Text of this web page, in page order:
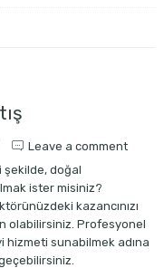
Leave a comment
şekilde, doğal
ister misiniz?
kazancınızı
olabilirsiniz. Profesyonel
hizmeti sunabilmek adına